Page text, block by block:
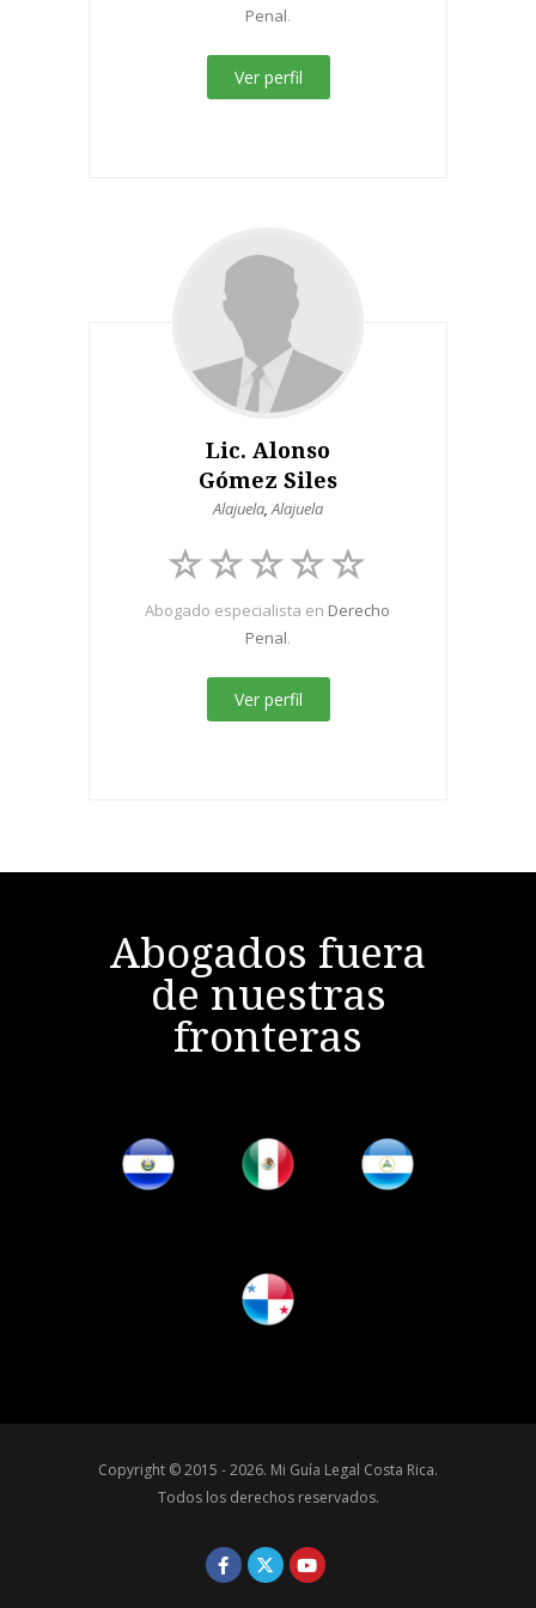
Penal.
Ver perfil
Lic. Alonso
Gómez Siles
Alajuela,Alajuela
Abogado especialista en Derecho
Penal.
Ver perfil
Abogados fuera
de nuestras
fronteras
Copyright © 2015 - 2026. Mi Guía Legal Costa Rica.
Todos los derechos reservados.